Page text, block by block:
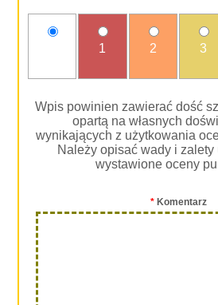
1 2 3
Wpis powinien zawierać dość
opartą na własnych
wynikających z użytkowania
Należy opisać wady i
wystawione oceny
*Komentarz